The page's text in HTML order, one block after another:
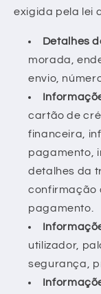
exigida pela lei
Detalhes
morada,
envio,
cartão de
financeira,
pagamento,
detalhes da
confirmação
pagamento.
utilizador,
segurança,